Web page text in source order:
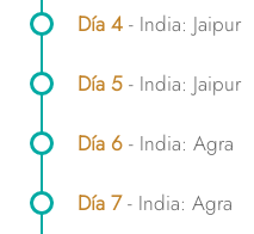
Día 4 - India: Jaipur
Día 5 - India: Jaipur
Día 6 - India: Agra
Día 7- India: Agra